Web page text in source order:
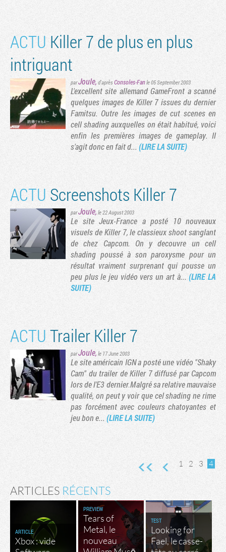
ACTU Killer 7 de plus en plus
intriguant
parJoule, d'aprèsConsoles-Fanle 05 September 2003
L'excellent site allemand GameFront a scanné
quelques images de Killer 7 issues du dernier
Famitsu. Outre les images de cut scenes en
cell shading auxquelles on était habitué, voici
enfin les premières images de gameplay. Il
s'agit donc en fait d...(LIRE LA SUITE)
ACTU Screenshots Killer 7
parJoule, le 22 August 2003
Le site Jeux-France a posté 10 nouveaux
visuels de Killer 7, le classieux shoot sanglant
de chez Capcom. On y decouvre un cell
shading poussé à son paroxysme pour un
résultat vraiment surprenant qui pousse un
peu plus le jeu vidéo vers un art à...(LIRE LA
SUITE)
ACTU Trailer Killer 7
parJoule, le 17 June 2003
Le site américain IGN a posté une vidéo "Shaky
Cam" du trailer de Killer 7 diffusé par Capcom
lors de l'E3 dernier.Malgré sa relative mauvaise
qualité, on peut y voir que cel shading ne rime
pas forcément avec couleurs chatoyantes et
jeu bon e... (LIRE LA SUITE)
1 2 3 4
ARTICLES RÉCENTS
ARTICLE
Xbox : vide
PREVIEW
Tears of
Metal, le
nouveau
TEST
Looking for
Fael, le casse-